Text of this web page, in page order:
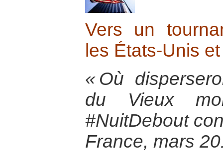
Vers un
les États-Unis
« Où
du Vieux
#NuitDebout
France, mars